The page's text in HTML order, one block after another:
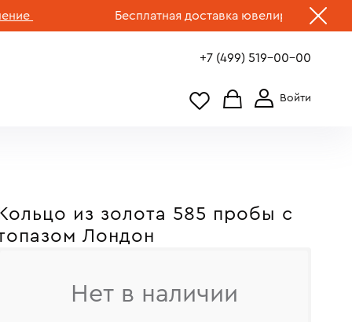
Бесплатная доставка ювелирных изделий по
+7 (499) 519-00-00
Кольцо из золота 585 пробы c
Лондон
Нет в наличии